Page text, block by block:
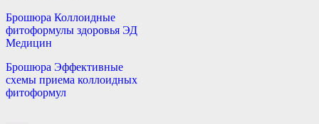
Брошюра Коллоидные
фитоформулы здоровья ЭД
Медицин
Брошюра Эффективные
схемы приема коллоидных
фитоформул